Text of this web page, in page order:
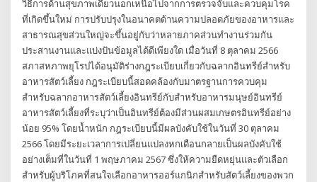
วิธีการด้านสุขภาพเดียวนอกเหนือไปจากการตรวจจับและควบคุมโรค
ที่เกิดขึ้นใหม่ การปรับปรุงในอนาคตด้านความปลอดภัยของอาหารและ
สาธารณสุขส่วนใหญ่จะขึ้นอยู่กับว่าหลายภาคส่วนทำงานร่วมกัน
ประสานงานและแบ่งปันข้อมูลได้ดีเพียงใด เมื่อวันที่ 8 ตุลาคม 2566
สภาสหภาพยุโรปได้อนุมัติร่างกฎระเบียบเกี่ยวกับฉลากอินทรีย์สำหรับ
อาหารสัตว์เลี้ยง กฎระเบียบนี้สอดคล้องกับมาตรฐานการควบคุม
สำหรับฉลากอาหารสัตว์เลี้ยงอินทรีย์กับสำหรับอาหารมนุษย์อินทรีย์
อาหารสัตว์เลี้ยงที่ระบุว่าเป็นอินทรีย์ต้องมีส่วนผสมเกษตรอินทรีย์อย่าง
น้อย 95% โดยน้ำหนัก กฎระเบียบนี้มีผลบังคับใช้ในวันที่ 30 ตุลาคม
2566 โดยมีระยะเวลาการเปลี่ยนแปลงหกเดือนกลายเป็นผลบังคับใช้
อย่างเต็มที่ในวันที่ 1 พฤษภาคม 2567 ซึ่งให้ความยืดหยุ่นและตัวเลือก
สำหรับผู้บริโภคที่สนใจเลือกอาหารออร์แกนิกสำหรับสัตว์เลี้ยงของพวก